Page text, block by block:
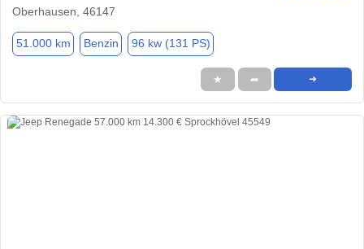
Oberhausen, 46147
51.000 km Benzin 96 kw (131 PS)
★ ➦ ➜